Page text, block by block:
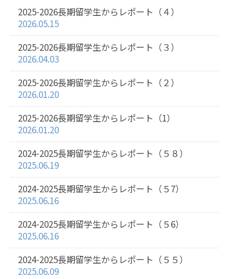
2025-2026長期留学生からレポート（４）
2026.05.15
2025-2026長期留学生からレポート（３）
2026.04.03
2025-2026長期留学生からレポート（２）
2026.01.20
2025-2026長期留学生からレポート（1）
2026.01.20
2024-2025長期留学生からレポート（５８）
2025.06.19
2024-2025長期留学生からレポート（５7）
2025.06.16
2024-2025長期留学生からレポート（５6）
2025.06.16
2024-2025長期留学生からレポート（５５）
2025.06.09